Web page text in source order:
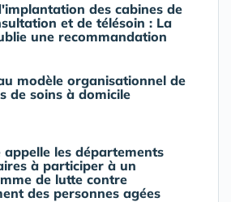
des cabines de
et de télésoin : La
une recommandation
modèle organisationnel de
de soins à domicile
appelle les départements
à participer à un
de lutte contre
des personnes agées